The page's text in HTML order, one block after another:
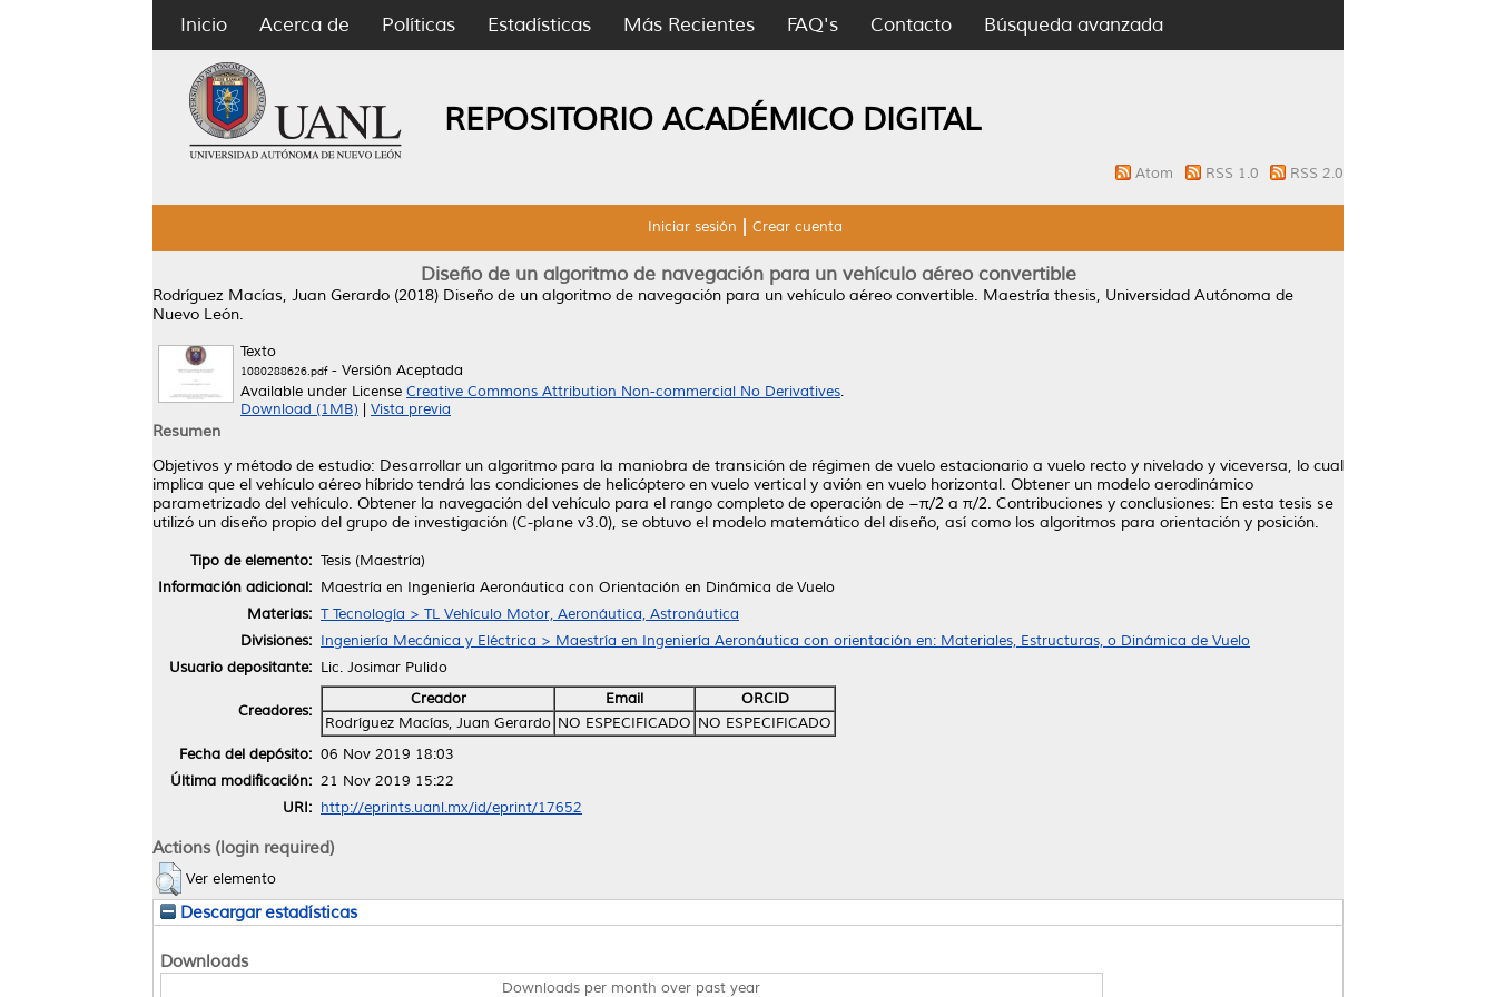
Inicio Acerca de Políticas Estadísticas Más Recientes FAQ's Contacto Búsqueda avanzada
REPOSITORIO ACADÉMICO DIGITAL
Atom RSS 1.0 RSS 2.0
Iniciar sesión Crear cuenta
Diseño de un algoritmo de navegación para un vehículo aéreo convertible
Rodríguez Macías, Juan Gerardo (2018) Diseño de un algoritmo de navegación para un vehículo aéreo convertible. Maestría thesis, Universidad Autónoma de
Nuevo León.
Texto
1080288626.pdf- Versión Aceptada
Available under License Creative Commons Attribution Non-commercial No Derivatives.
Download (1MB)
Vista previa
Resumen
Objetivos y método de estudio: Desarrollar un algoritmo para la maniobra de transición de régimen de vuelo estacionario a vuelo recto y nivelado y viceversa, lo cual
implica que el vehículo aéreo híbrido tendrá las condiciones de helicóptero en vuelo vertical y avión en vuelo horizontal. Obtener un modelo aerodinámico
parametrizado del vehículo. Obtener la navegación del vehículo para el rango completo de operación de −π/2 a π/2. Contribuciones y conclusiones: En esta tesis se
utilizó un diseño propio del grupo de investigación (C-plane v3.0), se obtuvo el modelo matemático del diseño, así como los algoritmos para orientación y posición.
Tipo de elemento: Tesis (Maestría)
Información adicional: Maestría en Ingeniería Aeronáutica con Orientación en Dinámica de Vuelo
Materias: T Tecnología > TL Vehículo Motor, Aeronáutica, Astronáutica
Divisiones: Ingeniería Mecánica y Eléctrica > Maestría en Ingeniería Aeronáutica con orientación en: Materiales, Estructuras, o Dinámica de Vuelo
Usuario depositante: Lic. Josimar Pulido
Creadores:
Creador Email
ORCID
Rodríguez Macías, Juan Gerardo NO ESPECIFICADO NO ESPECIFICADO
Fecha del depósito: 06 Nov 2019 18:03
Última modificación: 21 Nov 2019 15:22
URI: http://eprints.uanl.mx/id/eprint/17652
Actions (login required)
Ver elemento
Descargar estadísticas
Downloads
Downloads per month over past year